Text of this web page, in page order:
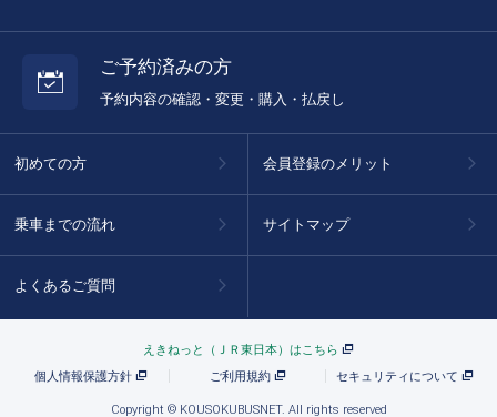
ご予約済みの方
予約内容の確認・変更・購入・払戻し
初めての方
乗車までの流れ
よくあるご質問
会員登録のメリット
サイトマップ
えきねっと（ＪＲ東日本）はこちら
個人情報保護方針
ご利用規約 セキュリティについて
Copyright © KOUSOKUBUSNET. All rights reserved